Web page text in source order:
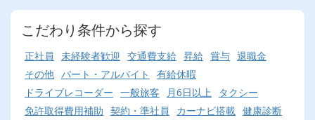
こだわり条件から探す
正社員 未経験者歓迎 交通費支給 昇給 賞与 退職金
その他 パート・アルバイト
有給休暇
ドライブレコーダー 一般旅客 月6日以上
タクシー
免許取得費用補助 契約・準社員 カーナビ搭載 健康診断